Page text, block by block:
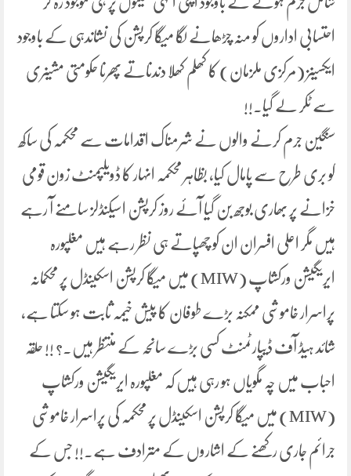
احتسابی اداروں کو منہ چڑھانے لگا میگا کرپشن کی نشاندہی کے باوجود
ایکسینز (مرکزی ملزمان) کا کھلم کھلا دندناتے پھرنا حکومتی مشینری
سے ٹکر لے گیا۔!!
سنگین جرم کرنے والوں نے شرمناک اقدامات سے محکمہ کی ساکھ
کو بری طرح سے پامال کیا، بظاہر محکمہ انہار کا ڈویلپمنٹ زون قومی
خزانے پر بھاری بوجھ بن گیا آئے روز کرپشن اسیکنڈلز سامنے آ رہے
ہیں مگر اعلی افسران ان کو چھپاتے ہی نظر رہے ہیں مغلپورہ
ایریگیشن ورکشاپ (MIW) میں میگا کرپشن اسکینڈل پر محکمانہ
پراسرار خاموشی ممکنہ بڑے طوفان کا پیش خیمہ ثابت ہو سکتا ہے،
شائد ہیڈ آف ڈیپارٹمنٹ کسی بڑے سانحہ کے منتظر ہیں۔؟ !! حلقہ
احباب میں چہ مگویاں ہو رہی ہیں کہ مغلپورہ ایریگیشن ورکشاپ
(MIW) میں میگا کرپشن اسکینڈل پر محکمہ کی پراسرار خاموشی
جرائم جاری رکھنے کے اشاروں کے مترادف ہے۔!! جس کے